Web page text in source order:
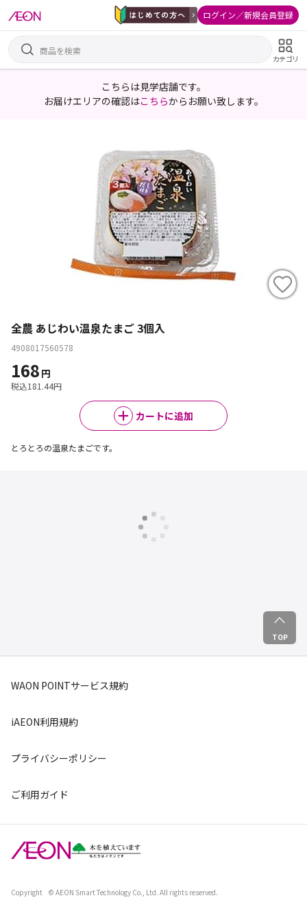
ログイン／新規会員登録
カテゴリ
こちらは見学店舗です。
お届けエリアの確認はこちらからお願い致します。
全農 あじわい温泉たまご 3個入
4908017560578
168 円
税込181.44円
カートに追加
とろとろの温泉たまごです。
TOP
WAON POINTサービス規約
iAEON利用規約
プライバシーポリシー
ご利用ガイド
Copyright © AEON Smart Technology Co., Ltd. All rights reserved.